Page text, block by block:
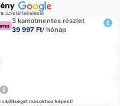
üzletértékelései
3 kamatmentes részlet
39 997 Ft/ hónap
költséget másokhoz képest!